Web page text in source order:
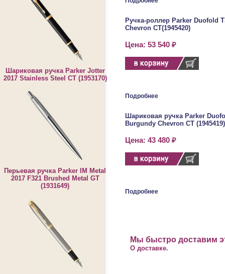
Шариковая ручка Parker Jotter
2017 Stainless Steel CT (1953170)
Перьевая ручка Parker IM Metal
2017 F321 Brushed Metal GT
(1931649)
Ручка-роллер Parker Duofold
Chevron CT(1945420)
Цена: 53 540 ₽
Подробнее
Шариковая ручка Parker
Burgundy Chevron CT (1945419)
Цена: 43 480 ₽
Подробнее
Мы быстро доставим
О доставке.